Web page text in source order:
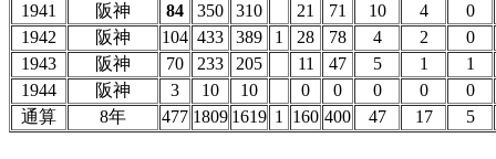
1941
阪神 84 350 310 21 71 10 4
0
1942
阪神 104 433 389 1 28 78 4 2
0
1943
阪神 70 233 205 11 47 5 1
1
1944
阪神 3 10 10 0 0 0 0
0
通算
8年 477 1809 1619 1 160 400 47 17 5